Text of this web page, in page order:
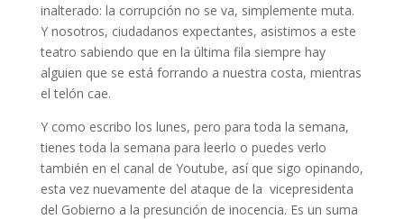
inalterado: la corrupción no se va, simplemente muta.
Y nosotros, ciudadanos expectantes, asistimos a este
teatro sabiendo que en la última fila siempre hay
alguien que se está forrando a nuestra costa, mientras
el telón cae.
Y como escribo los lunes, pero para toda la semana,
tienes toda la semana para leerlo o puedes verlo
también en el canal de Youtube, así que sigo opinando,
esta vez nuevamente del ataque de la vicepresidenta
del Gobierno a la presunción de inocencia. Es un suma